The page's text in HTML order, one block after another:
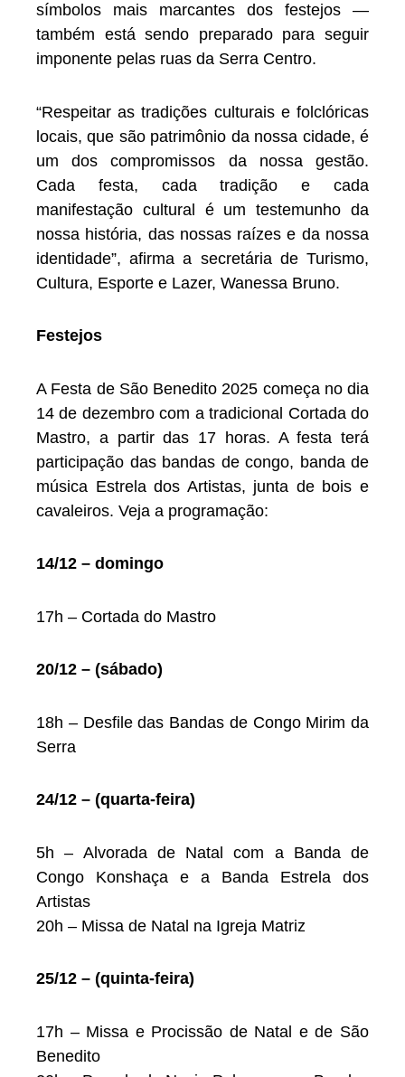
símbolos mais marcantes dos festejos —
também está sendo preparado para seguir
imponente pelas ruas da Serra Centro.
“Respeitar as tradições culturais e folclóricas
locais, que são patrimônio da nossa cidade, é
um dos compromissos da nossa gestão.
Cada festa, cada tradição e cada
manifestação cultural é um testemunho da
nossa história, das nossas raízes e da nossa
identidade”, afirma a secretária de Turismo,
Cultura, Esporte e Lazer, Wanessa Bruno.
Festejos
A Festa de São Benedito 2025 começa no dia
14 de dezembro com a tradicional Cortada do
Mastro, a partir das 17 horas. A festa terá
participação das bandas de congo, banda de
música Estrela dos Artistas, junta de bois e
cavaleiros. Veja a programação:
14/12 – domingo
17h – Cortada do Mastro
20/12 – (sábado)
18h – Desfile das Bandas de Congo Mirim da
Serra
24/12 – (quarta-feira)
5h – Alvorada de Natal com a Banda de
Congo Konshaça e a Banda Estrela dos
Artistas
20h – Missa de Natal na Igreja Matriz
25/12 – (quinta-feira)
17h – Missa e Procissão de Natal e de São
Benedito